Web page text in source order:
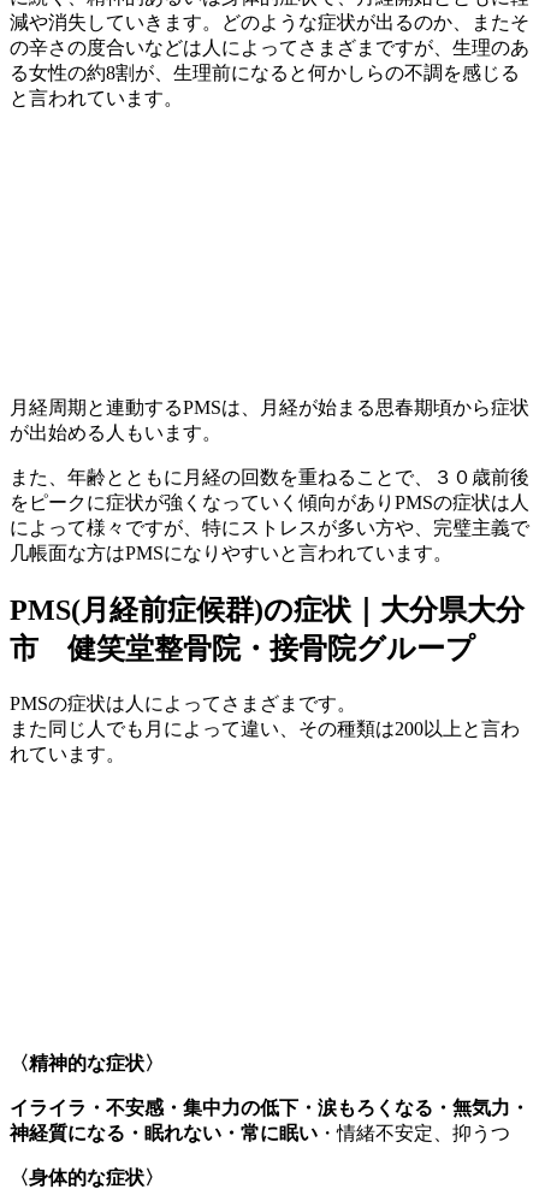
減や消失していきます。どのような症状が出るのか、またそ
の辛さの度合いなどは人によってさまざまですが、生理のあ
る女性の約8割が、生理前になると何かしらの不調を感じる
と言われています。
月経周期と連動するPMSは、月経が始まる思春期頃から症状
が出始める人もいます。
また、年齢とともに月経の回数を重ねることで、３０歳前後
をピークに症状が強くなっていく傾向がありPMSの症状は人
によって様々ですが、特にストレスが多い方や、完璧主義で
几帳面な方はPMSになりやすいと言われています。
PMS(月経前症候群)の症状｜大分県大分
市 健笑堂整骨院・接骨院グループ
PMSの症状は人によってさまざまです。
また同じ人でも月によって違い、その種類は200以上と言わ
れています。
〈精神的な症状〉
イライラ・不安感・集中力の低下・涙もろくなる・無気力・
神経質になる・眠れない・常に眠い ・情緒不安定、抑うつ
〈身体的な症状〉